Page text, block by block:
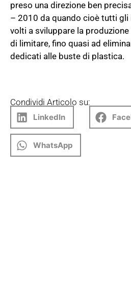
preso una direzione ben
– 2010 da quando cioè tutti
volti a sviluppare la
di limitare, fino quasi ad
dedicati alle buste di plastica.
Condividi Articolo su:
LinkedIn
WhatsApp